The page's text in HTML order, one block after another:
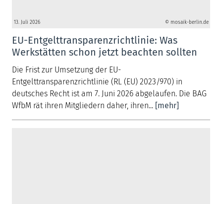
13. Juli 2026 © mosaik-berlin.de
EU-Entgelttransparenzrichtlinie: Was
Werkstätten schon jetzt beachten sollten
Die Frist zur Umsetzung der EU-
Entgelttransparenzrichtlinie (RL (EU) 2023/970) in
deutsches Recht ist am 7. Juni 2026 abgelaufen. Die BAG
WfbM rät ihren Mitgliedern daher, ihren... [mehr]